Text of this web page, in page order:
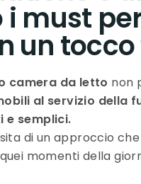
i must
un
camera da letto non
al servizio della
e semplici.
di un approccio
momenti della